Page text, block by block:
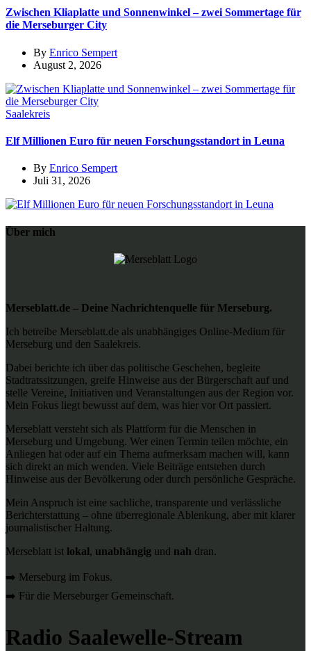
Zwischen Kliaplatte und Sonnenwinkel – zwei Sommertage für
die Merseburger City
By Enrico Sempert
August 2, 2026
Saalekreis
Elf Millionen Euro für neuen Forschungsstandort in Leuna
By Enrico Sempert
Juli 31, 2026
Über mich
Merseblatt.de – Deine Nachrichtenquelle für Merseburg.
Ich betreibe Merseblatt.de als unabhängiges Online-Medium für
Merseburg und den Saalekreis.
Dabei berichte ich über das politische Geschehen, begleite
Stadtratssitzungen, greife Hinweise aus der Bürgerschaft auf und
stelle Vereine, Initiativen und Veranstaltungen aus der Region vor.
Mein Fokus liegt bewusst auf dem, was hier vor Ort passiert.
Merseblatt versteht sich als Plattform für die Menschen in
Merseburg und Umgebung. Wer einen Termin teilen möchte, ein
Anliegen hat oder auf ein Thema aufmerksam machen will, kann
sich direkt an mich wenden. Viele Beiträge entstehen durch
Hinweise aus der Bevölkerung oder durch persönliche Gespräche.
Mein Anspruch ist eine sachliche, transparente und verlässliche
Berichterstattung – ohne überregionale Ablenkung, aber mit klarer
journalistischer Haltung.
Merseblatt ist lokal, unabhängig und nah dran.
➡️ Merseburg im Fokus.
➡️ Für die Merseburger Gemeinschaft.
Radio Saalewelle-Stream